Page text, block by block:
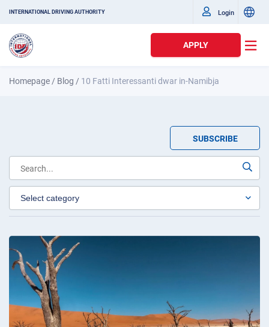
INTERNATIONAL DRIVING AUTHORITY Login
APPLY
Homepage / Blog / 10 Fatti Interessanti dwar in-Namibja
SUBSCRIBE